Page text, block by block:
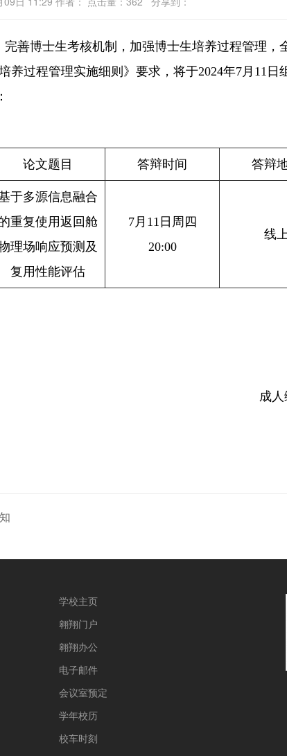
善博士生考核机制，加强博士生培养过程管理，
养过程管理实施细则》要求，将于2024年7月 11 日
论文题目 答辩时间 答辩
于多源信息融合
重复使用返回舱
理场响应预测及
复用性能评估
7月11日周四
20:00
线
成
学校主页
翱翔门户
翱翔办公
电子邮件
会议室预定
学年校历
校车时刻